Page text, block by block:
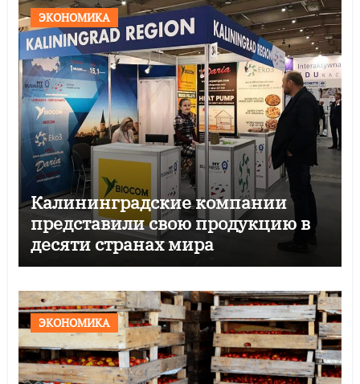
ЭКОНОМИКА
Калининградские компании
представили свою продукцию в
десяти странах мира
ЭКОНОМИКА